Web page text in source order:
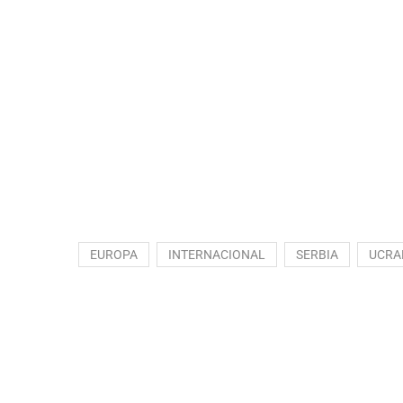
EUROPA INTERNACIONAL SERBIA